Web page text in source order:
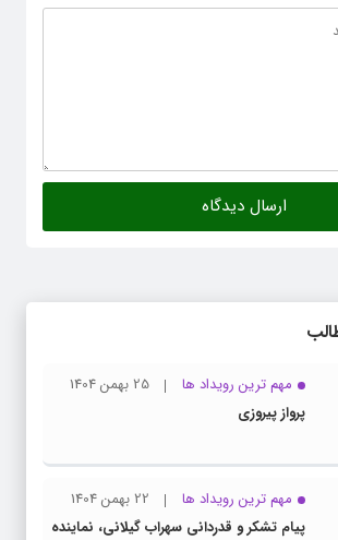
مهم ترین رویداد ها
25 بهمن 1404
پرواز پیروزی
مهم ترین رویداد ها
22 بهمن 1404
پیام تشکر و قدردانی سهراب گیلانی، نماینده